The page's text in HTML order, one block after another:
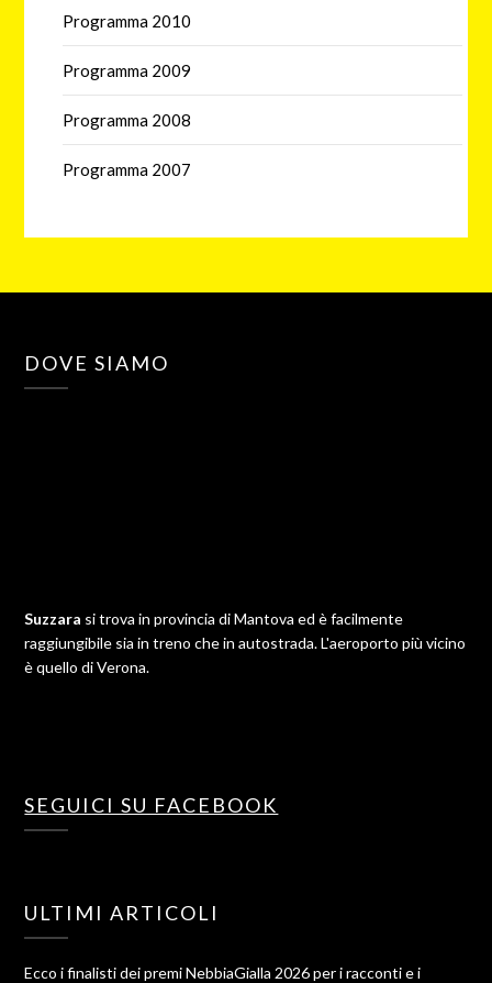
Programma 2010
Programma 2009
Programma 2008
Programma 2007
DOVE SIAMO
Suzzara si trova in provincia di Mantova ed è facilmente
raggiungibile sia in treno che in autostrada. L'aeroporto più vicino
è quello di Verona.
SEGUICI SU FACEBOOK
ULTIMI ARTICOLI
Ecco i finalisti dei premi NebbiaGialla 2026 per i racconti e i